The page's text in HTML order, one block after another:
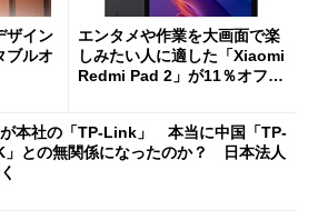
ザイン
ブルオ
エンタメや作業を大画面で楽
しみたい人に適した「Xiaomi
Redmi Pad 2」が11％オフの
本社の「TP-Link」 本当に中国「TP-
」との無関係になったのか？ 日本法人